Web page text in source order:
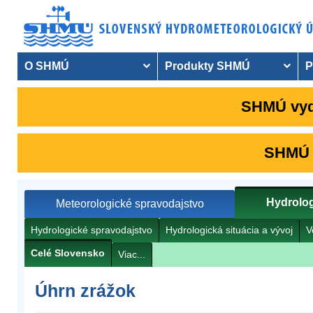
O SHMÚ Produkty SHMÚ
SHMÚ
Meteorologické spravodajstvo
Hydrologické spravodajstvo Hydrologická situácia a vývoj
Celé Slovensko Viac...
Úhrn zrážok